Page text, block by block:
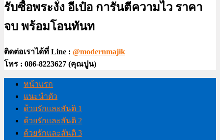
รับซื้อพระงั่ง อีเป๋อ การันตีความไว ราคา
จบ พร้อมโอนทันท
ติดต่อเราได้ที่ Line : @modernmajik
โทร : 086-8223627 (คุณปูน)
หน้าแรก
แนะนำตัว
ด้วยรักและสันติ 1
ด้วยรักและสันติ 2
ด้วยรักและสันติ 3